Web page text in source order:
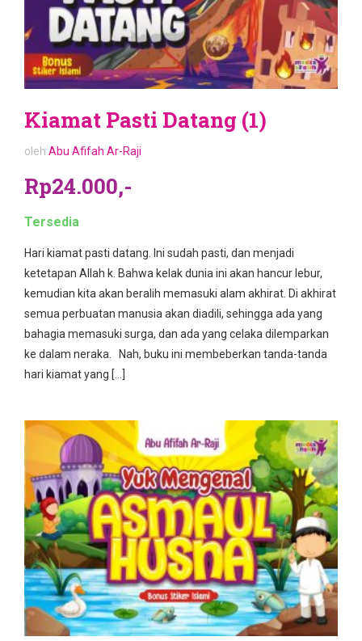
Kiamat Pasti Datang (1)
oleh Abu Afifah Ar-Raji
Rp24.000,-
Tersedia
Hari kiamat pasti datang. Ini sudah pasti, dan menjadi
ketetapan Allah k. Bahwa kelak dunia ini akan hancur lebur,
kemudian kita akan beralih memasuki alam akhirat. Di akhirat
semua perbuatan manusia akan diadili, sehingga ada yang
bahagia memasuki surga, dan ada yang celaka dilemparkan
ke dalam neraka. Nah, buku ini membeberkan tanda-tanda
hari kiamat yang […]